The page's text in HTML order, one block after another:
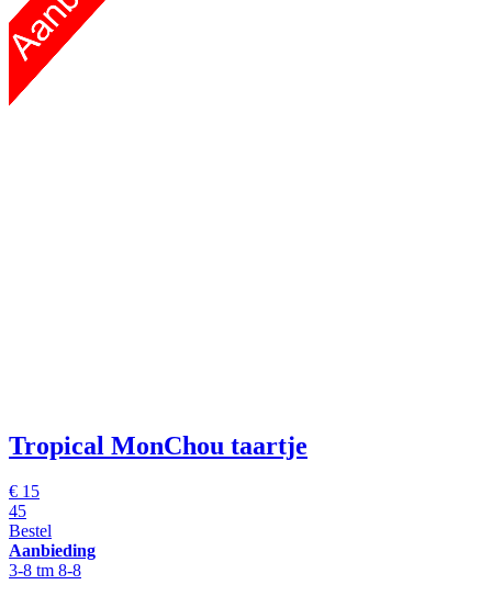
Tropical MonChou taartje
€ 15
45
Bestel
Aanbieding
3-8 tm 8-8